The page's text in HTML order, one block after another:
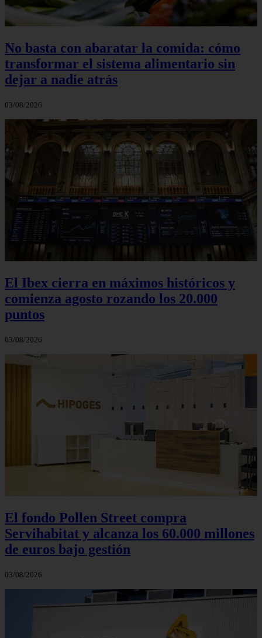
No basta con abaratar la comida: cómo
transformar el sistema alimentario sin
dejar a nadie atrás
03/08/2026
El Ibex cierra en máximos históricos y
comienza agosto rozando los 20.000
puntos
03/08/2026
El fondo Pollen Street compra
Servihabitat y alcanza los 60.000 millones
de euros bajo gestión
03/08/2026